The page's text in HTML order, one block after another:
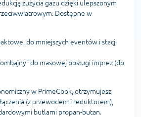
zużycia gazu dzięki ulepszonym
Dostępne w
do mniejszych eventów i stacji
do masowej obsługi imprez (do
w PrimeCook, otrzymujesz
(z przewodem i reduktorem),
butlami propan-butan.